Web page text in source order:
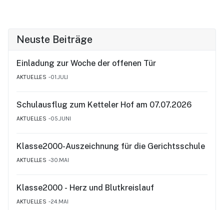
Neuste Beiträge
Einladung zur Woche der offenen Tür
AKTUELLES 01.JULI
Schulausflug zum Ketteler Hof am 07.07.2026
AKTUELLES 05.JUNI
Klasse2000-Auszeichnung für die Gerichtsschule
AKTUELLES 30.MAI
Klasse2000 - Herz und Blutkreislauf
AKTUELLES 24.MAI